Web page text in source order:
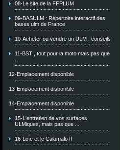
08-Le site de la FFPLUM
09-BASULM : Répertoire interactif des
bases ulm de France
10-Acheter ou vendre un ULM , conseils
11-BST , tout pour la moto mais pas que
12-Emplacement disponible
13-Emplacement disponible
14-Emplacement disponible
15-L'entretien de vos surfaces
ULMiques, mais pas que ...
16-Loïc et le Calamalo II